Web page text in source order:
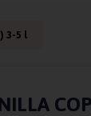
3-5 l